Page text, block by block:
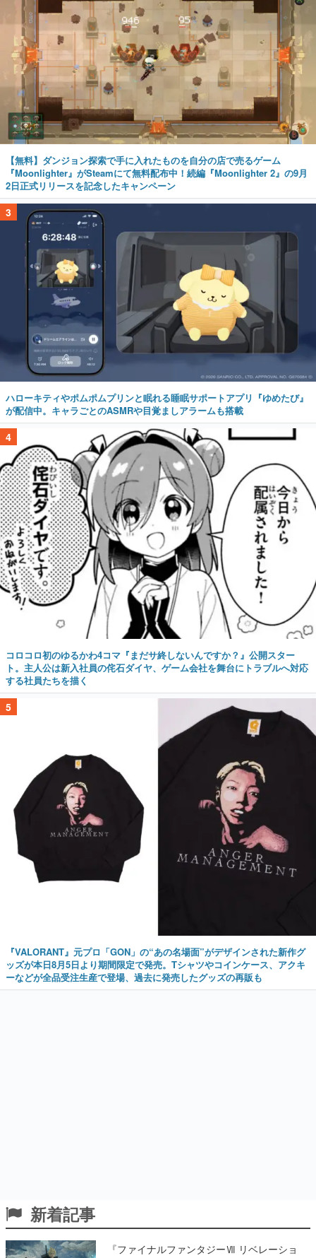
【無料】ダンジョン探索で手に入れたものを自分の店で売るゲーム
『Moonlighter』がSteamにて無料配布中！続編『Moonlighter 2』の9月
2日正式リリースを記念したキャンペーン
3
ハローキティやポムポムプリンと眠れる睡眠サポートアプリ『ゆめたび』
が配信中。キャラごとのASMRや目覚ましアラームも搭載
4
コロコロ初のゆるかわ4コマ『まだサ終しないんですか？』公開スター
ト。主人公は新入社員の侘石ダイヤ、ゲーム会社を舞台にトラブルへ対応
する社員たちを描く
5
『VALORANT』元プロ「GON」の“あの名場面”がデザインされた新作グ
ッズが本日8月5日より期間限定で発売。Tシャツやコインケース、アクキ
ーなどが全品受注生産で登場、過去に発売したグッズの再販も
新着記事
『ファイナルファンタジーⅦ リベレーショ